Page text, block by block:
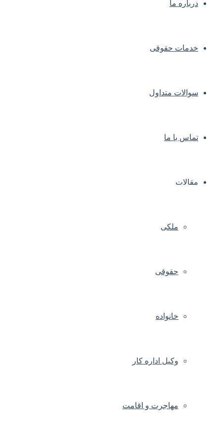
درباره ما
خدمات حقوقی
سوالات متداول
تماس با ما
مقالات
ملکی
حقوقی
خانواده
وکیل اداره کار
مهاجرت و اقامت